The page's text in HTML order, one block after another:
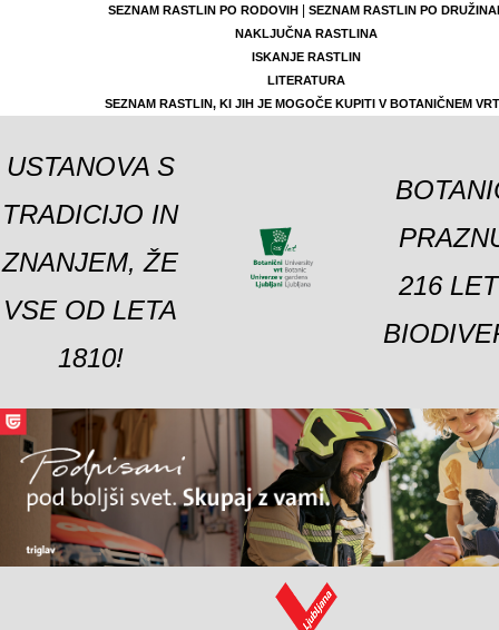
SEZNAM RASTLIN PO RODOVIH|
SEZNAM RASTLIN PO
NAKLJUČNA RASTLINA
ISKANJE RASTLIN
LITERATURA
SEZNAM RASTLIN, KI JIH JE MOGOČE KUPITI V BOTANIČNEM
USTANOVA S
TRADICIJO IN
ZNANJEM, ŽE
VSE OD LETA
1810!
216